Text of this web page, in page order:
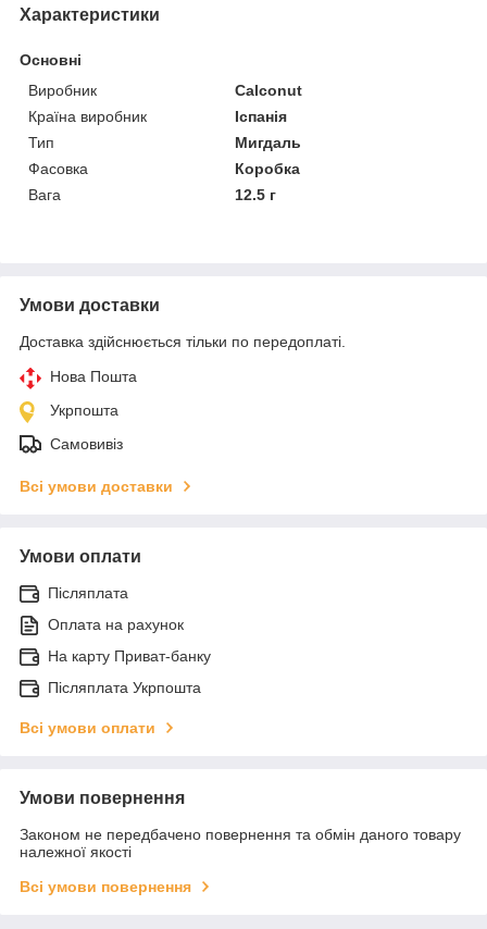
Характеристики
Основні
Виробник
Calconut
Країна виробник
Іспанія
Тип
Мигдаль
Фасовка
Коробка
Вага
12.5 г
Умови доставки
Доставка здійснюється тільки по передоплаті.
Нова Пошта
Укрпошта
Самовивіз
Всі умови доставки
Умови оплати
Післяплата
Оплата на рахунок
На карту Приват-банку
Післяплата Укрпошта
Всі умови оплати
Умови повернення
Законом не передбачено повернення та обмін даного товару
належної якості
Всі умови повернення